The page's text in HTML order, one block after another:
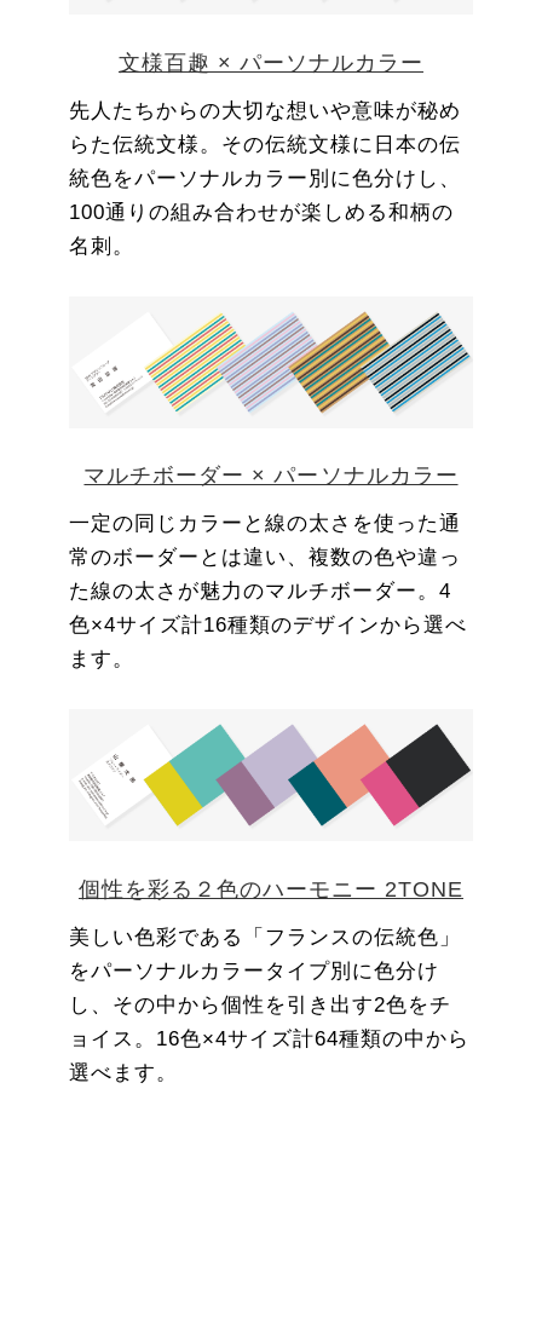
文様百趣 × パーソナルカラー
先人たちからの大切な想いや意味が秘め
らた伝統文様。その伝統文様に日本の伝
統色をパーソナルカラー別に色分けし、
100通りの組み合わせが楽しめる和柄の
名刺。
マルチボーダー × パーソナルカラー
一定の同じカラーと線の太さを使った通
常のボーダーとは違い、複数の色や違っ
た線の太さが魅力のマルチボーダー。4
色×4サイズ計16種類のデザインから選べ
ます。
個性を彩る２色のハーモニー 2TONE
美しい色彩である「フランスの伝統色」
をパーソナルカラータイプ別に色分け
し、その中から個性を引き出す2色をチ
ョイス。16色×4サイズ計64種類の中から
選べます。